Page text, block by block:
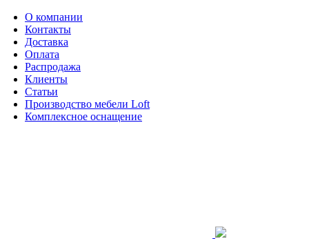
О компании
Контакты
Доставка
Оплата
Распродажа
Клиенты
Статьи
Производство мебели Loft
Комплексное оснащение